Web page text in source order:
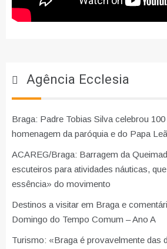
Agência Ecclesia
Braga: Padre Tobias Silva celebrou
homenagem da paróquia e do Papa
ACAREG/Braga: Barragem da
escuteiros para atividades náuticas,
essência» do movimento
Destinos a visitar em Braga e
Domingo do Tempo Comum – Ano A
Turismo: «Braga é provavelmente das